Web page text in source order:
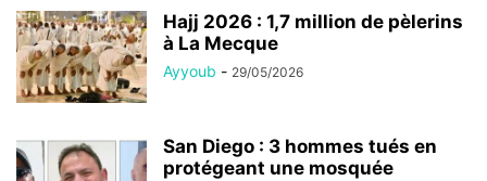
Hajj 2026 : 1,7 million de pèlerins
à La Mecque
Ayyoub - 29/05/2026
San Diego : 3 hommes tués en
protégeant une mosquée